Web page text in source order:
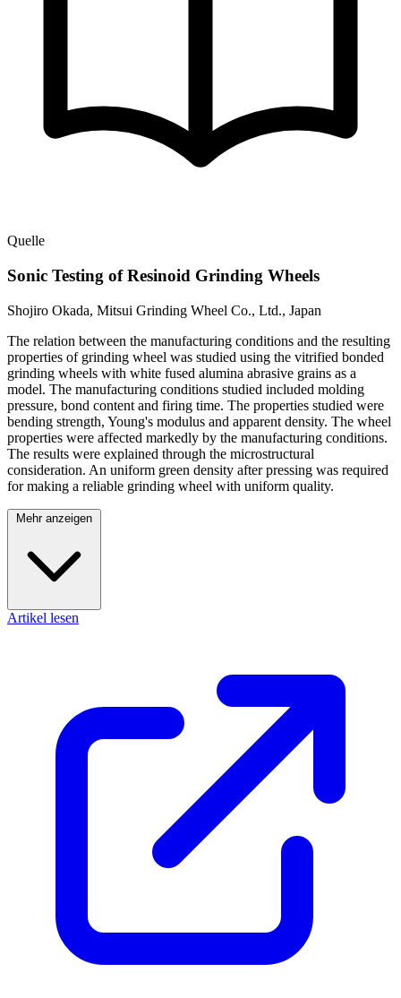
Quelle
Sonic Testing of Resinoid Grinding Wheels
Shojiro Okada, Mitsui Grinding Wheel Co., Ltd., Japan
The relation between the manufacturing conditions and the resulting
properties of grinding wheel was studied using the vitrified bonded
grinding wheels with white fused alumina abrasive grains as a
model. The manufacturing conditions studied included molding
pressure, bond content and firing time. The properties studied were
bending strength, Young's modulus and apparent density. The wheel
properties were affected markedly by the manufacturing conditions.
The results were explained through the microstructural
consideration. An uniform green density after pressing was required
for making a reliable grinding wheel with uniform quality.
Mehr anzeigen
Artikel lesen